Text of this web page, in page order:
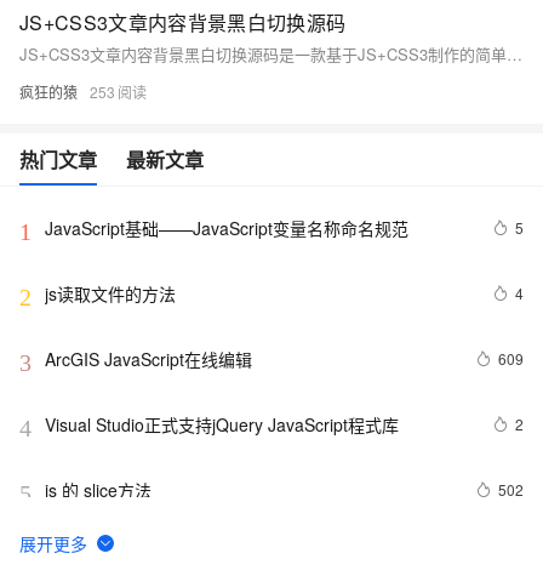
JS+CSS3文章内容背景黑白切换源码
JS+CSS3文章内容背景黑白切换源码是一款基于JS+CSS3制作的简单网页文章文字内容背景颜色黑白切换效果。
疯狂的猿 253
热门文章 最新文章
1 JavaScript基础——JavaScript变量名称命名规范 5
2 js读取文件的方法 4
3 ArcGIS JavaScript在线编辑 609
4 Visual Studio正式支持jQuery JavaScript程式库 2
5 js 的 slice方法 502
6 js 闭包 原型